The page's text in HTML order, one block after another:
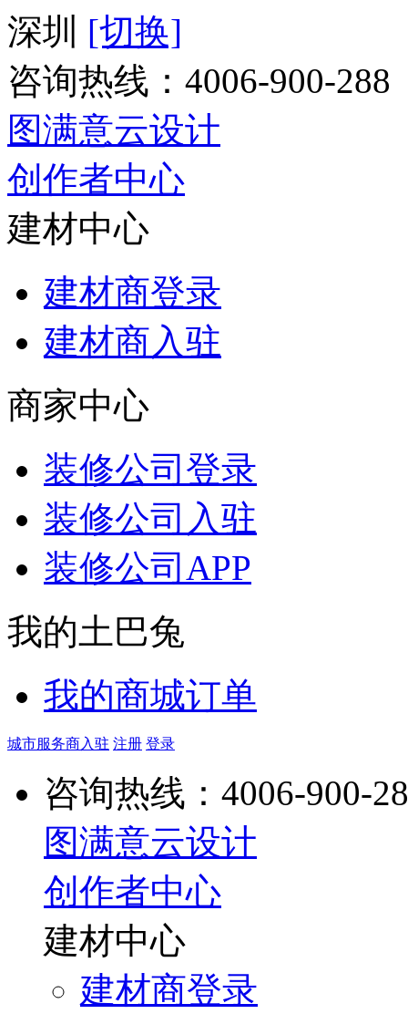
深圳 [切换]
咨询热线： 4006-900-288
图满意云设计
创作者中心
建材中心
建材商登录
建材商入驻
商家中心
装修公司登录
装修公司入驻
装修公司APP
我的土巴兔
我的商城订单
城市服务商入驻 注册 登录
咨询热线： 4006-900-
图满意云设计
创作者中心
建材中心
建材商登录